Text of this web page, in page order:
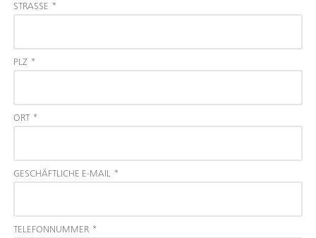
STRASSE *
PLZ *
ORT *
GESCHÄFTLICHE E-MAIL *
TELEFONNUMMER *